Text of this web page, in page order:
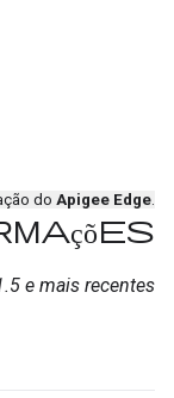
do Apigee Edge.
e mais recentes